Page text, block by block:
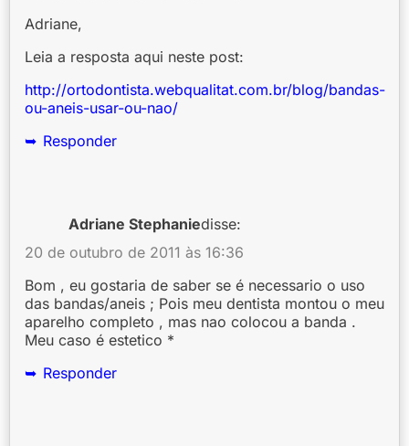
Adriane,
Leia a resposta aqui neste post:
http://ortodontista.webqualitat.com.br/blog/bandas-
ou-aneis-usar-ou-nao/
Responder
Adriane Stephaniedisse:
20 de outubro de 2011 às 16:36
Bom , eu gostaria de saber se é necessario o uso
das bandas/aneis ; Pois meu dentista montou o meu
aparelho completo , mas nao colocou a banda .
Meu caso é estetico *
Responder